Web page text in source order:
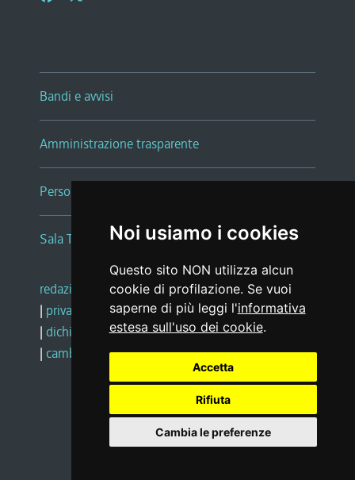
Noi usiamo i cookies
Questo sito NON utilizza alcun
cookie di profilazione. Se vuoi
saperne di più leggi l'informativa
estesa sull'uso dei cookie.
Accetta
Rifiuta
Cambia le preferenze
Bandi e avvisi
Amministrazione trasparente
Persone e Uffici
Sala Tiziano Tessitori
redazione web |note legali |glossario
| privacy
social media policy
| dichiarazione di accessibilità |feedback
| cambio preferenze cookie
Realizzato da